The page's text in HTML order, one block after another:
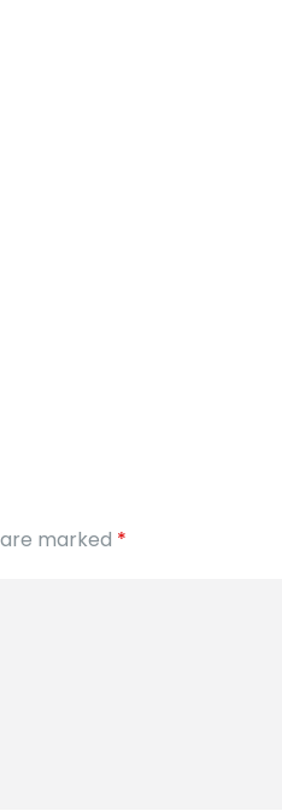
marked *